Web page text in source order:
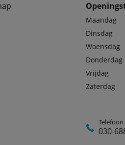
Maandag
Dinsdag
Woensdag
Donderdag
Vrijdag
Zaterdag
Telefoon
030-